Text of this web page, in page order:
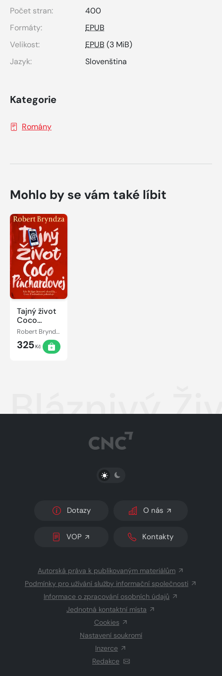
Počet stran:
400
Formáty:
EPUB
Velikost:
EPUB (3 MiB)
Jazyk:
Slovenština
Kategorie
Romány
Mohlo by se vám také líbit
Tajný život
Coco
Pinchardovej
Robert Bryndza
325Kč
Bláznivý
PŘEPNOUT SVĚTLÝ/TMAVÝ REŽIM
Dotazy O nás
VOP Kontakty
Autorská práva k publikovaným materiálům
Podmínky pro užívání služby informační společnosti
Informace o zpracování osobních údajů
Jednotná kontaktní místa
Cookies
Nastavení soukromí
Inzerce
Redakce